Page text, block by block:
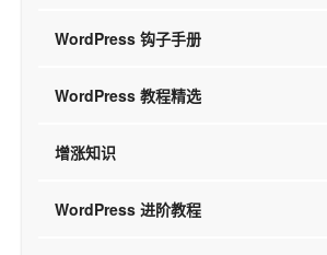
WordPress 钩子手册
WordPress 教程精选
增涨知识
WordPress 进阶教程